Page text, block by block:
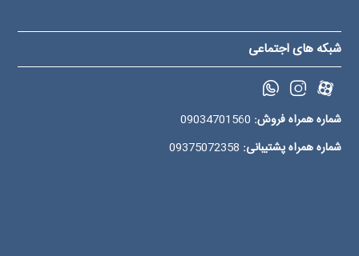
شبکه های اجتماعی
شماره همراه فروش:
شماره همراه پشتیبانی: